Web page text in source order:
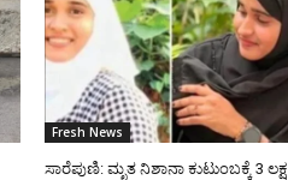
Fresh News
ಸಾರೆಪುಣಿ: ಮೃತ ನಿಶಾನಾ ಕುಟುಂಬಕ್ಕೆ 3 ಲಕ್ಷ